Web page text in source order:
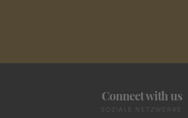
Connect with us
SOZIALE NETZWERKE